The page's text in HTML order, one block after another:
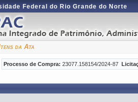
Federal do Rio Grande do Norte
da Ata
Processo de Compra: 23077.158154/2024-87